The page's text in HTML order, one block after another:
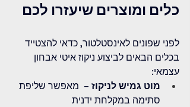
כלים ומוצרים שיעזרו לכם
לפני שפונים לאינסטלטור, כדאי להצטייד
בכלים הבאים לביצוע ניקוז איטי אבחון
עצמאי:
מוט גמיש לניקוז –  מאפשר שליפת
סתימה במקלחת ידנית